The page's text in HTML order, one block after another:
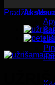
Pradžia /